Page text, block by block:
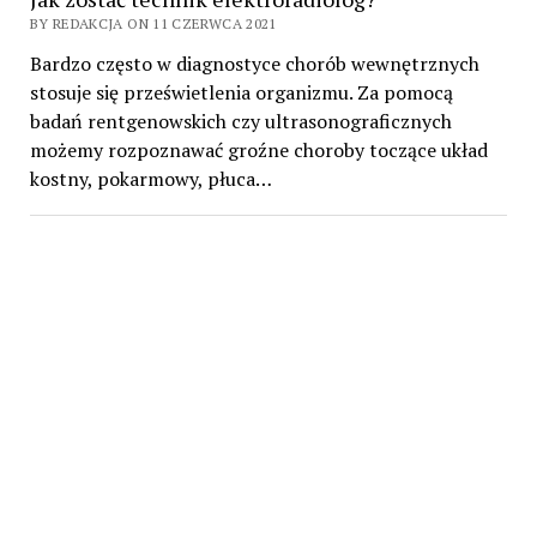
BY REDAKCJA ON 11 CZERWCA 2021
Bardzo często w diagnostyce chorób wewnętrznych
stosuje się prześwietlenia organizmu. Za pomocą
badań rentgenowskich czy ultrasonograficznych
możemy rozpoznawać groźne choroby toczące układ
kostny, pokarmowy, płuca…